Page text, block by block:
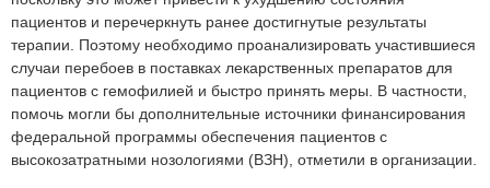
пациентов и перечеркнуть ранее достигнутые результаты
терапии. Поэтому необходимо проанализировать участившиеся
случаи перебоев в поставках лекарственных препаратов для
пациентов с гемофилией и быстро принять меры. В частности,
помочь могли бы дополнительные источники финансирования
федеральной программы обеспечения пациентов с
высокозатратными нозологиями (ВЗН), отметили в организации.